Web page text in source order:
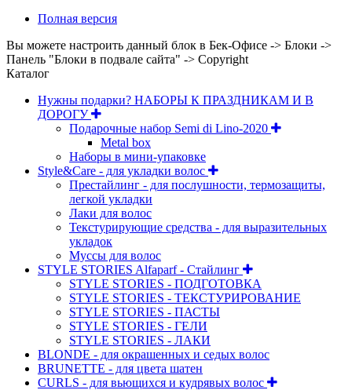
Полная версия
Вы можете настроить данный блок в Бек-Офисе -> Блоки ->
Панель "Блоки в подвале сайта" -> Copyright
Каталог
Нужны подарки? НАБОРЫ К ПРАЗДНИКАМ И В
ДОРОГУ
Подарочные набор Semi di Lino-2020
Metal box
Наборы в мини-упаковке
Style&Care - для укладки волос
Престайлинг - для послушности, термозащиты,
легкой укладки
Лаки для волос
Текстурирующие средства - для выразительных
укладок
Муссы для волос
STYLE STORIES Alfaparf - Стайлинг
STYLE STORIES - ПОДГОТОВКА
STYLE STORIES - ТЕКСТУРИРОВАНИЕ
STYLE STORIES - ПАСТЫ
STYLE STORIES - ГЕЛИ
STYLE STORIES - ЛАКИ
BLONDE - для окрашенных и седых волос
BRUNETTE - для цвета шатен
CURLS - для вьющихся и кудрявых волос